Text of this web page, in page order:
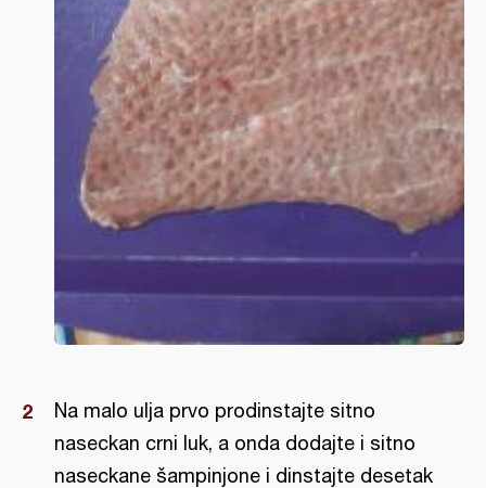
Na malo ulja prvo prodinstajte sitno
naseckan crni luk, a onda dodajte i sitno
naseckane šampinjone i dinstajte desetak